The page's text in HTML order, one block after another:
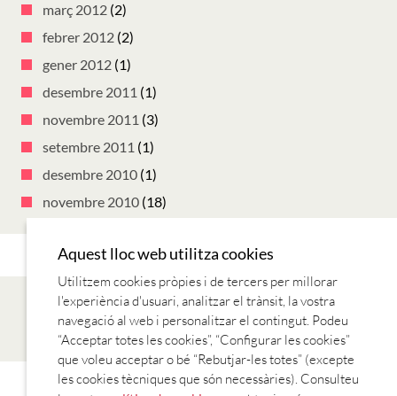
març 2012 (2)
febrer 2012 (2)
gener 2012 (1)
desembre 2011 (1)
novembre 2011 (3)
setembre 2011 (1)
desembre 2010 (1)
novembre 2010 (18)
Aquest lloc web utilitza cookies
Utilitzem cookies pròpies i de tercers per millorar
l'experiència d'usuari, analitzar el trànsit, la vostra
navegació al web i personalitzar el contingut. Podeu
“Acceptar totes les cookies”, “Configurar les cookies”
que voleu acceptar o bé “Rebutjar-les totes” (excepte
les cookies tècniques que són necessàries). Consulteu